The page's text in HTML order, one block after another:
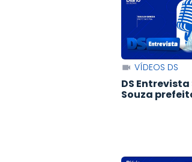
VÍDEOS DS
DS Entrevista
Souza